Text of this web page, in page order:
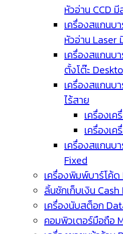
หัวอ่าน CCD
เครื่องสแกนบ
หัวอ่าน Laser
เครื่องสแกนบ
ตั้งโต๊ะ
เครื่องสแกนบ
ไร้สาย
เครื่องเค
เครื่องเ
เครื่องสแกนบ
Fixed
เครื่องพิมพ์บาร์โค้
ลิ้นชักเก็บเงิน
เครื่องนับสต็อก
คอมพิวเตอร์มือถือ